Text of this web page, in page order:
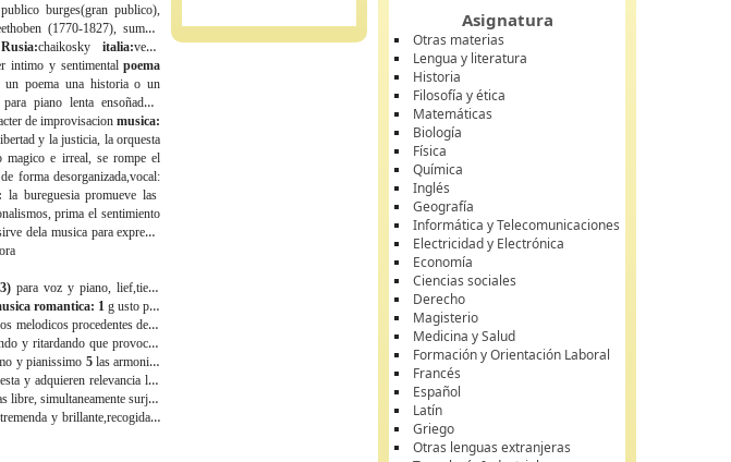
burges(gran publico),
(1770-1827), suman,
Rusia:chaikoskyitalia:verdi
intimo y sentimentalpoema
un poema una historia o un
piano lenta ensoñadora
de improvisacionmusica:
y la justicia, la orquesta
magico e irreal, se rompe el
forma desorganizada,vocal:
la bureguesia promueve las
prima el sentimiento
dela musica para expresar
3) para voz y piano, lief,tiene
romantica: 1 g usto por
melodicos procedentes de la
y ritardando que provocan
y pianissimo 5las armonias
y adquieren relevancia los
libre, simultaneamente surjen
y brillante,recogida y
Asignatura
Otras materias
Lengua y literatura
Historia
Filosofía y ética
Matemáticas
Biología
Física
Química
Inglés
Geografía
Informática y Telecomunicaciones
Electricidad y Electrónica
Economía
Ciencias sociales
Derecho
Magisterio
Medicina y Salud
Formación y Orientación Laboral
Francés
Español
Latín
Griego
Otras lenguas extranjeras